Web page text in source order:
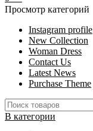
Просмотр категорий
Instagram profile
New Collection
Woman Dress
Contact Us
Latest News
Purchase Theme
В категории